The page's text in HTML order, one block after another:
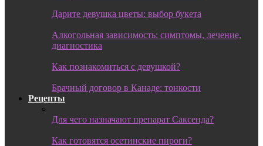
Дарите девушка цветы: выбор букета
Алкогольная зависимость: симптомы, лечение,
диагностика
Как познакомиться с девушкой?
Брачный договор в Канаде: тонкости
Рецепты
Для чего назначают препарат Саксенда?
Как готовятся осетинские пироги?